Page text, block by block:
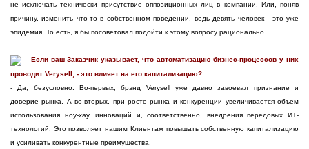
не исключать технически присутствие оппозиционных лиц в компании. Или, поняв
причину, изменить что-то в собственном поведении, ведь девять человек - это уже
эпидемия. То есть, я бы посоветовал подойти к этому вопросу рационально.
Если ваш Заказчик указывает, что автоматизацию бизнес-процессов у них
проводит Verysell, - это влияет на его капитализацию?
- Да, безусловно. Во-первых, брэнд Verysell уже давно завоевал признание и
доверие рынка. А во-вторых, при росте рынка и конкуренции увеличивается объем
использования ноу-хау, инноваций и, соответственно, внедрения передовых ИТ-
технологий. Это позволяет нашим Клиентам повышать собственную капитализацию
и усиливать конкурентные преимущества.